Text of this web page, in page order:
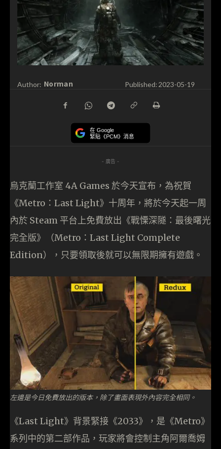
Author: Norman Published: 2023-05-19
在 Google
緊貼《PCM》消息
- 廣告 -
烏克蘭工作室 4A Games 於今天宣布，為祝賀
《Metro：Last Light》十周年，將於今天起一周
內於 Steam 平台上免費放出《戰慄深隧：最後曙光
完全版》（Metro：Last Light Complete
Edition），只要領取後就可以無限期擁有遊戲。
左邊是今日免費放出的版本，除了畫面表現外內容完全相同。
《Last Light》背景緊接《2033》，是《Metro》
系列中的第二部作品，玩家將會控制主角阿爾喬姆